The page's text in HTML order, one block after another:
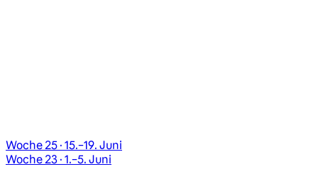
Woche 25 · 15.–19. Juni
Woche 23 · 1.–5. Juni